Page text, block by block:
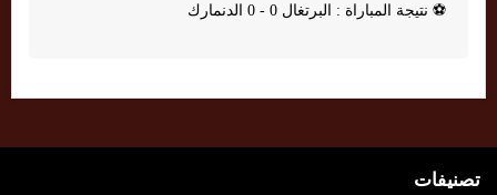
⚽ نتيجة المباراة : البرتغال 0 - 0 الدنمارك
تصنيفات